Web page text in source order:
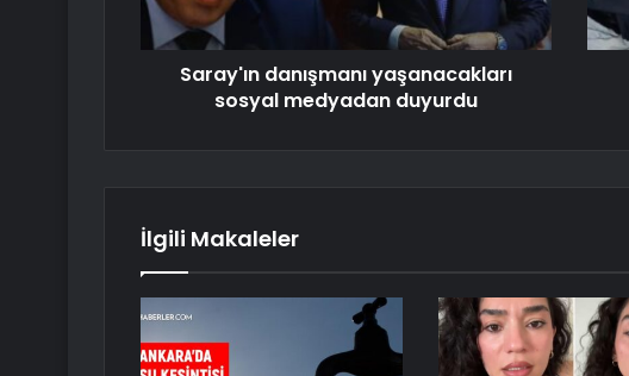
Saray'ın danışmanı yaşanacakları
sosyal medyadan duyurdu
İlgili Makaleler